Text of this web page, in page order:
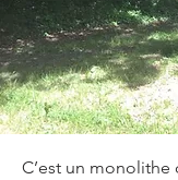
C’est un monolithe